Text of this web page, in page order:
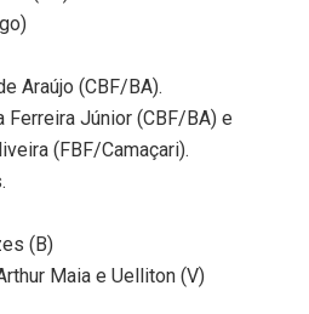
Araújo (CBF/BA).
Júnior (CBF/BA) e
(FBF/Camaçari).
(B)
Maia e Uelliton (V)